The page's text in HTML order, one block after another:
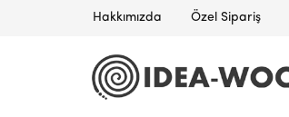
Hakkımızda Özel Sipariş
Idea
Wood